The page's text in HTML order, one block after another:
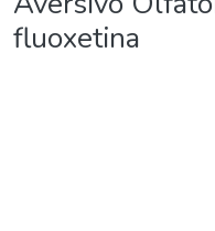
fluoxetina